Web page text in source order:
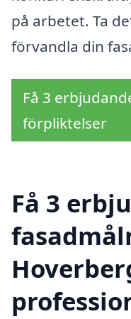
på arbetet. Ta
förvandla din
Få 3
förpliktelser
Få 3